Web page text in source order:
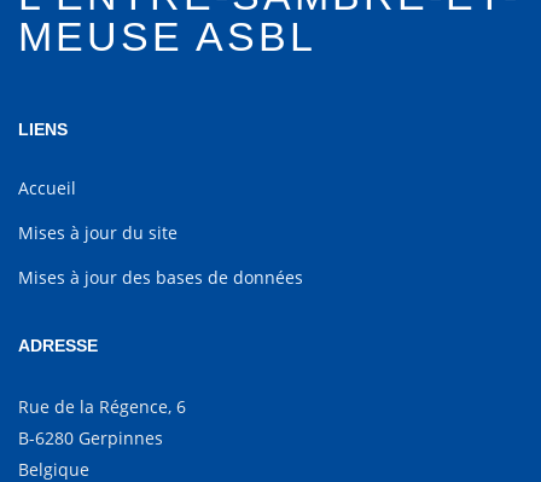
MEUSE ASBL
LIENS
Accueil
Mises à jour du site
Mises à jour des bases de données
ADRESSE
Rue de la Régence, 6
B-6280 Gerpinnes
Belgique